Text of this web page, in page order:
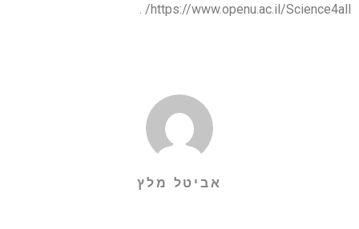
https://www.openu.ac.il/Science4all/ .
אביטל מלץ